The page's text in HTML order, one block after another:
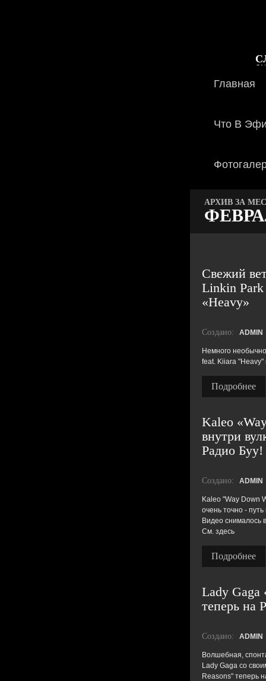
Главная
Что В
АРХИВ ЗА
Свежий
Linkin
«Heavy»
Создано: ADMIN
Немного
feat. Kiiara
Подробнее
Kaleo
внутри
Радио Буу!
Создано: ADMIN
Kaleo "Way Down
очень точно -
Видео снималось
См. здесь
Подробнее
Lady Gaga
теперь на
Создано: ADMIN
Волшебная,
Lady Gaga со
Reasons" теперь